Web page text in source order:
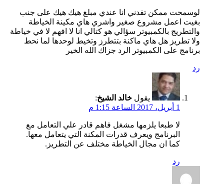
لوسمحت ممكن تفدني انا عندي مبلغ هيك هيك على جنب
بغيت اعمل مشروع صغير واشري هاي مكينة الخياطة
والتطريج بالكمبيوتر سؤالي هو كتالي انا لا افهم لا في خياطة
ولا تطريز هل هاي ماكنة بتتطرز وتخيط لوحدها لما نحط
برنامج على الكمبيوتر الرد جزاك الله الخير
رد
يقول خالد الشيخ:
1 أبريل، 2017 الساعة 1:15 م
لا طبعا يلزمها مشغل فاهم قادر علي التعامل مع
البرنامج ويعرف قدرات المكنة التي يتعامل معها.
كما ان مجال الخياطة مختلف عن التطريز.
رد